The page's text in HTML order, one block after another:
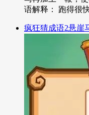
语解释： 跑得很
疯狂猜成语2悬崖